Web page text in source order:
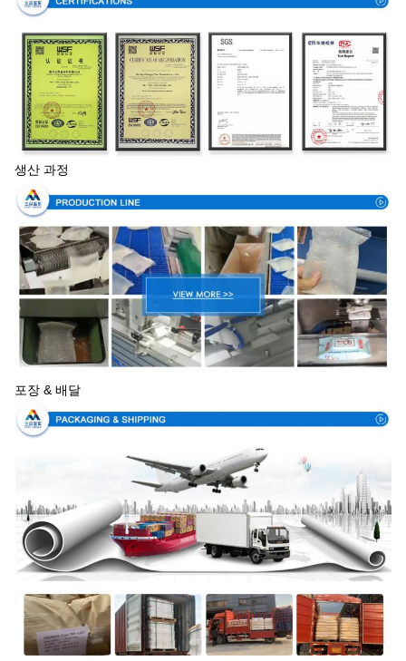
생산 과정
포장 & 배달